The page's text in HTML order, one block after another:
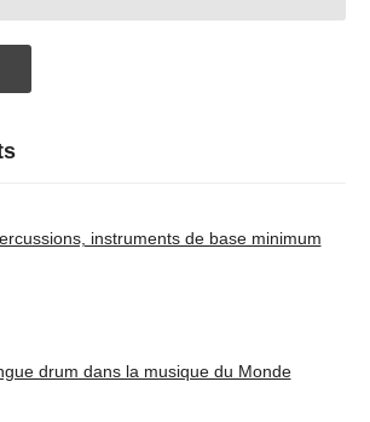
instruments de base minimum
drum dans la musique du Monde